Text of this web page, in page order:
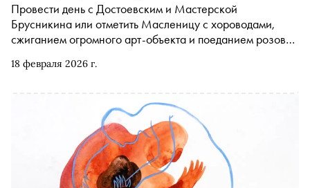
18 февраля 2026 г.
Провести день с Достоевским и Мастерской
Брусникина или отметить Масленицу с хороводами,
сжиганием огромного арт-объекта и поеданием розовых
ближайшей неделе